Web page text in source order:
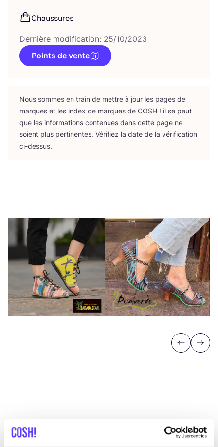
Chaus­sures
Dernière modification: 25/10/2023
Points de vente
Nous sommes en train de mettre à jour les pages de
marques et les index de marques de COSH ! il se peut
que les infor­ma­tions conte­nues dans cette page ne
soient plus per­ti­nentes. Véri­fiez la date de la véri­fi­ca­tion
ci-dessus.
Previous
Next
Découvrez où acheter Pisaverde